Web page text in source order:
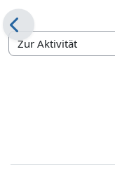
Zur Aktivität